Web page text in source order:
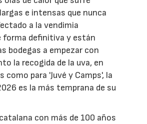
e intensas que nunca
a la vendimia
forma definitiva y están
bodegas a empezar con
la recogida de la uva, en
como para 'Juvé y Camps', la
es la más temprana de su
con más de 100 años